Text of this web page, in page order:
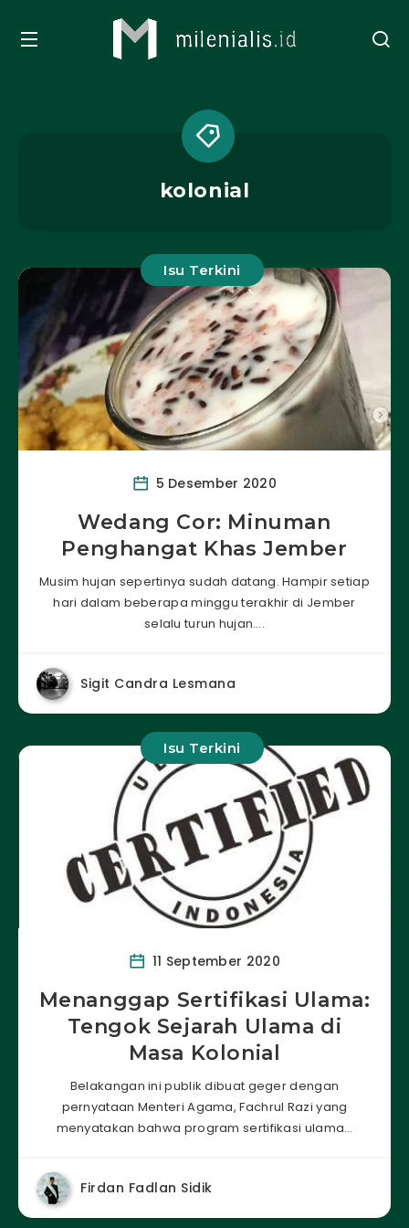
kolonial
Isu Terkini
5 Desember 2020
Wedang Cor: Minuman
Penghangat Khas Jember
Musim hujan sepertinya sudah datang. Hampir setiap
hari dalam beberapa minggu terakhir di Jember
selalu turun hujan….
Sigit Candra Lesmana
Isu Terkini
11 September 2020
Menanggap Sertifikasi Ulama:
Tengok Sejarah Ulama di
Masa Kolonial
Belakangan ini publik dibuat geger dengan
pernyataan Menteri Agama, Fachrul Razi yang
menyatakan bahwa program sertifikasi ulama…
Firdan Fadlan Sidik